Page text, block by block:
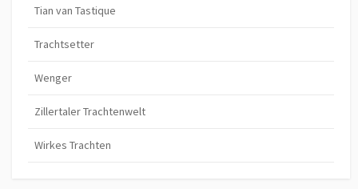
Tian van Tastique
Trachtsetter
Wenger
Zillertaler Trachtenwelt
Wirkes Trachten